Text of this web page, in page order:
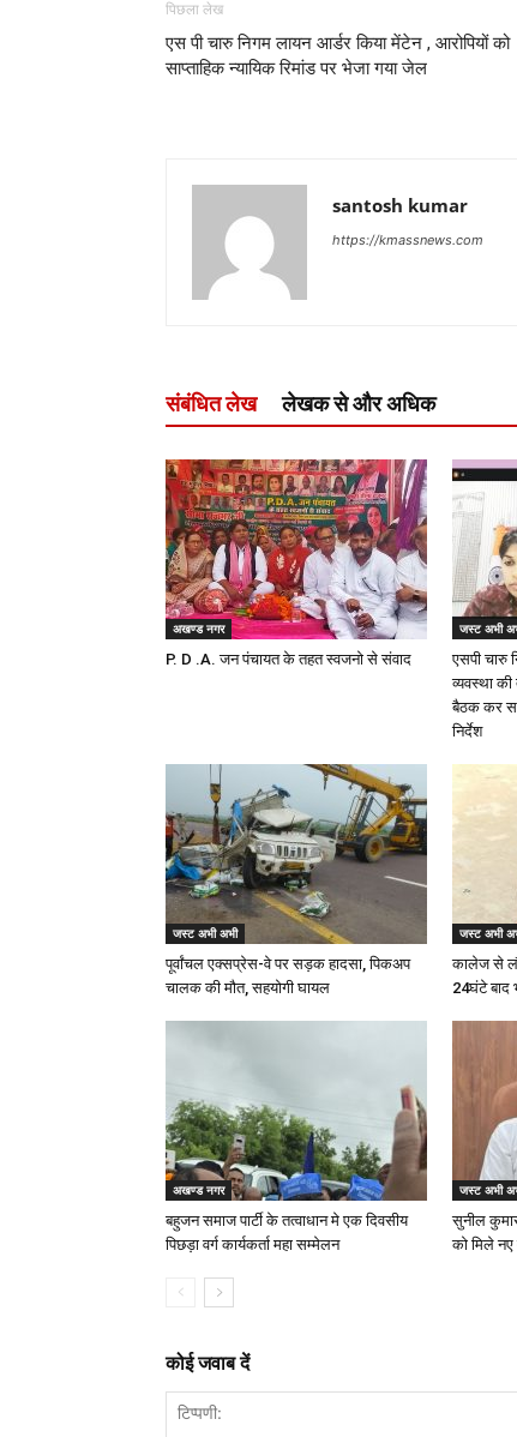
पिछला लेख
एस पी चारु निगम लायन आर्डर किया मेंटेन , आरोपियों को
साप्ताहिक न्यायिक रिमांड पर भेजा गया जेल
santosh kumar
https://kmassnews.com
संबंधित लेख लेखक से और अधिक
अखण्ड नगर
P. D .A. जन पंचायत के तहत स्वजनो से संवाद
जस्ट अभी
एसपी चारु
व्यवस्था
बैठक कर
निर्देश
जस्ट अभी अभी
पूर्वांचल एक्सप्रेस-वे पर सड़क हादसा, पिकअप
चालक की मौत, सहयोगी घायल
जस्ट अभी
कालेज से
24घंटे बाद
अखण्ड नगर
बहुजन समाज पार्टी के तत्वाधान मे एक दिवसीय
पिछड़ा वर्ग कार्यकर्ता महा सम्मेलन
जस्ट अभी
सुनील
को मिले नए
कोई जवाब दें